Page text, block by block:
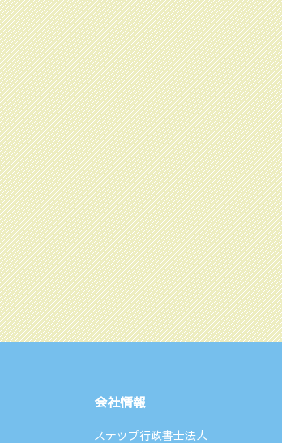
会社情報
ステップ行政書士法人